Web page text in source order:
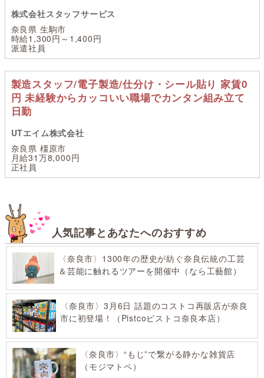
株式会社スタッフサービス
奈良県 生駒市
時給1,300円～1,400円
派遣社員
製造スタッフ/電子製造/仕分け・シール貼り 家賃0
円 未経験からカッコいい職場でカンタン組み立て
日勤
UTエイム株式会社
奈良県 橿原市
月給31万8,000円
正社員
人気記事とあなたへのおすすめ
〈奈良市〉1300年の歴史が紡ぐ奈良伝統の工芸
＆芸能に触れるツアーを開催中（なら工藝館）
〈奈良市〉3月6日 話題のコストコ再販店が奈良
市に初登場！（Pistcoピストコ奈良本店）
〈奈良市〉“もじ”で繋がる静かな雑貨店
（モジマトペ）